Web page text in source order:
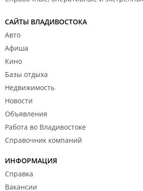
САЙТЫ ВЛАДИВОСТОКА
Авто
Афиша
Кино
Базы отдыха
Недвижимость
Новости
Объявления
Работа во Владивостоке
Справочник компаний
ИНФОРМАЦИЯ
Справка
Вакансии